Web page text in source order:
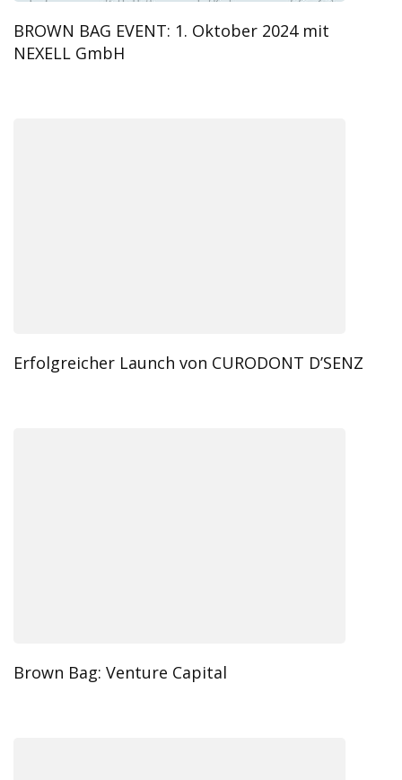
BROWN BAG EVENT: 1. Oktober 2024 mit
NEXELL GmbH
Erfolgreicher Launch von CURODONT D’SENZ
Brown Bag: Venture Capital